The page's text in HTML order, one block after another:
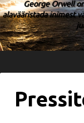
George Orwell
alavääristada inimest